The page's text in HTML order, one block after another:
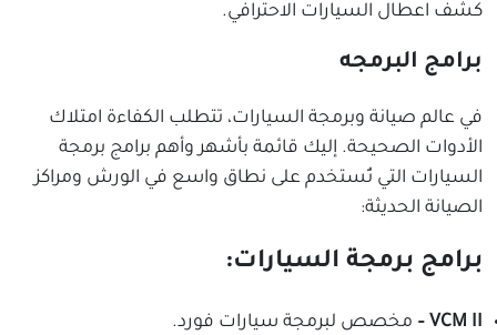
كشف اعطال السيارات الاحترافي.
برامج البرمجه
في عالم صيانة وبرمجة السيارات، تتطلب الكفاءة امتلاك
الأدوات الصحيحة. إليك قائمة بأشهر وأهم برامج برمجة
السيارات التي تُستخدم على نطاق واسع في الورش ومراكز
الصيانة الحديثة:
برامج برمجة السيارات:
VCM II – مخصص لبرمجة سيارات فورد.